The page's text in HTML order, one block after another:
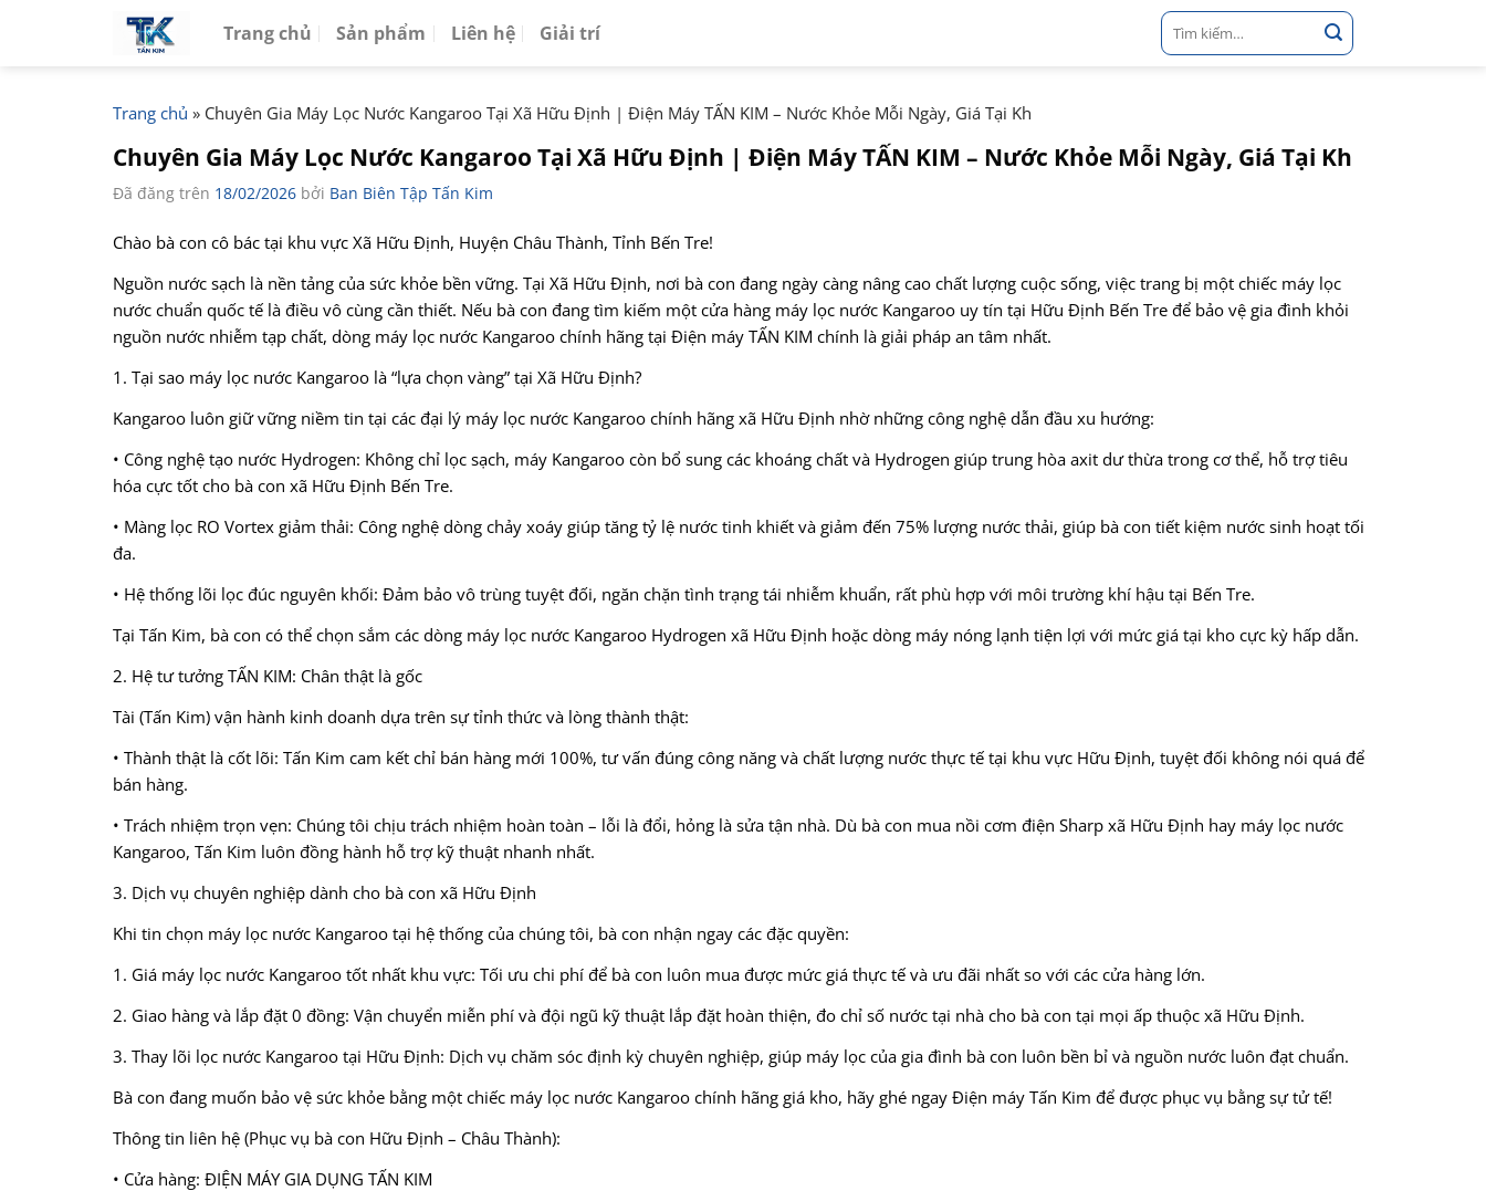
Trang chủ Sản phẩm Liên hệ Giải trí
Tìm
kiếm:
Trang chủ » Chuyên Gia Máy Lọc Nước Kangaroo Tại Xã Hữu Định | Điện Máy TẤN KIM – Nước Khỏe Mỗi Ngày, Giá Tại Kh
Chuyên Gia Máy Lọc Nước Kangaroo Tại Xã Hữu Định | Điện Máy TẤN KIM – Nước Khỏe Mỗi Ngày, Giá Tại Kh
Đã đăng trên 18/02/2026 bởi Ban Biên Tập Tấn Kim
Chào bà con cô bác tại khu vực Xã Hữu Định, Huyện Châu Thành, Tỉnh Bến Tre!
Nguồn nước sạch là nền tảng của sức khỏe bền vững. Tại Xã Hữu Định, nơi bà con đang ngày càng nâng cao chất lượng cuộc sống, việc trang bị một chiếc máy lọc
nước chuẩn quốc tế là điều vô cùng cần thiết. Nếu bà con đang tìm kiếm một cửa hàng máy lọc nước Kangaroo uy tín tại Hữu Định Bến Tre để bảo vệ gia đình khỏi
nguồn nước nhiễm tạp chất, dòng máy lọc nước Kangaroo chính hãng tại Điện máy TẤN KIM chính là giải pháp an tâm nhất.
1. Tại sao máy lọc nước Kangaroo là “lựa chọn vàng” tại Xã Hữu Định?
Kangaroo luôn giữ vững niềm tin tại các đại lý máy lọc nước Kangaroo chính hãng xã Hữu Định nhờ những công nghệ dẫn đầu xu hướng:
• Công nghệ tạo nước Hydrogen: Không chỉ lọc sạch, máy Kangaroo còn bổ sung các khoáng chất và Hydrogen giúp trung hòa axit dư thừa trong cơ thể, hỗ trợ tiêu
hóa cực tốt cho bà con xã Hữu Định Bến Tre.
• Màng lọc RO Vortex giảm thải: Công nghệ dòng chảy xoáy giúp tăng tỷ lệ nước tinh khiết và giảm đến 75% lượng nước thải, giúp bà con tiết kiệm nước sinh hoạt tối
đa.
• Hệ thống lõi lọc đúc nguyên khối: Đảm bảo vô trùng tuyệt đối, ngăn chặn tình trạng tái nhiễm khuẩn, rất phù hợp với môi trường khí hậu tại Bến Tre.
Tại Tấn Kim, bà con có thể chọn sắm các dòng máy lọc nước Kangaroo Hydrogen xã Hữu Định hoặc dòng máy nóng lạnh tiện lợi với mức giá tại kho cực kỳ hấp dẫn.
2. Hệ tư tưởng TẤN KIM: Chân thật là gốc
Tài (Tấn Kim) vận hành kinh doanh dựa trên sự tỉnh thức và lòng thành thật:
• Thành thật là cốt lõi: Tấn Kim cam kết chỉ bán hàng mới 100%, tư vấn đúng công năng và chất lượng nước thực tế tại khu vực Hữu Định, tuyệt đối không nói quá để
bán hàng.
• Trách nhiệm trọn vẹn: Chúng tôi chịu trách nhiệm hoàn toàn – lỗi là đổi, hỏng là sửa tận nhà. Dù bà con mua nồi cơm điện Sharp xã Hữu Định hay máy lọc nước
Kangaroo, Tấn Kim luôn đồng hành hỗ trợ kỹ thuật nhanh nhất.
3. Dịch vụ chuyên nghiệp dành cho bà con xã Hữu Định
Khi tin chọn máy lọc nước Kangaroo tại hệ thống của chúng tôi, bà con nhận ngay các đặc quyền:
1. Giá máy lọc nước Kangaroo tốt nhất khu vực: Tối ưu chi phí để bà con luôn mua được mức giá thực tế và ưu đãi nhất so với các cửa hàng lớn.
2. Giao hàng và lắp đặt 0 đồng: Vận chuyển miễn phí và đội ngũ kỹ thuật lắp đặt hoàn thiện, đo chỉ số nước tại nhà cho bà con tại mọi ấp thuộc xã Hữu Định.
3. Thay lõi lọc nước Kangaroo tại Hữu Định: Dịch vụ chăm sóc định kỳ chuyên nghiệp, giúp máy lọc của gia đình bà con luôn bền bỉ và nguồn nước luôn đạt chuẩn.
Bà con đang muốn bảo vệ sức khỏe bằng một chiếc máy lọc nước Kangaroo chính hãng giá kho, hãy ghé ngay Điện máy Tấn Kim để được phục vụ bằng sự tử tế!
Thông tin liên hệ (Phục vụ bà con Hữu Định – Châu Thành):
• Cửa hàng: ĐIỆN MÁY GIA DỤNG TẤN KIM